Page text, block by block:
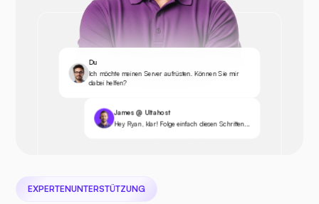
Du
Ich möchte meinen Server aufrüsten. Können Sie mir
dabei helfen?
James @ Ultahost
Hey Ryan, klar! Folge einfach diesen Schritten...
EXPERTENUNTERSTÜTZUNG